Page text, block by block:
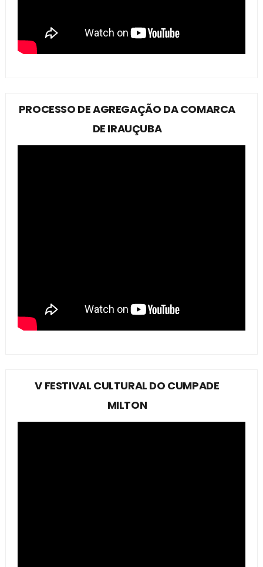
PROCESSO DE AGREGAÇÃO DA COMARCA
DE IRAUÇUBA
V FESTIVAL CULTURAL DO CUMPADE
MILTON